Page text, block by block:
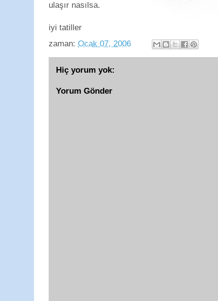
ulaşır nasılsa.
iyi tatiller
zaman: Ocak 07, 2006
Hiç yorum yok:
Yorum Gönder